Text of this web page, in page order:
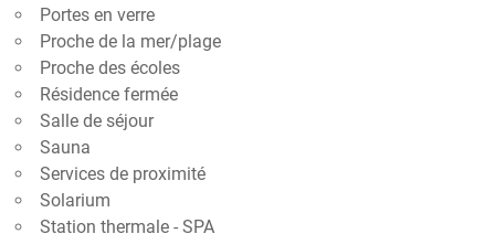
Portes en verre
Proche de la mer/plage
Proche des écoles
Résidence fermée
Salle de séjour
Sauna
Services de proximité
Solarium
Station thermale - SPA